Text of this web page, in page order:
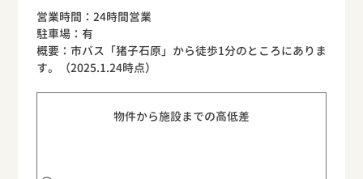
営業時間：24時間営業
駐車場：有
概要：市バス「猪子石原」から徒歩1分のところにありま
す。（2025.1.24時点）
物件から施設までの高低差